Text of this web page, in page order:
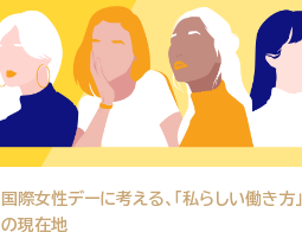
国際女性デーに考える、「私らしい働き方」
の現在地